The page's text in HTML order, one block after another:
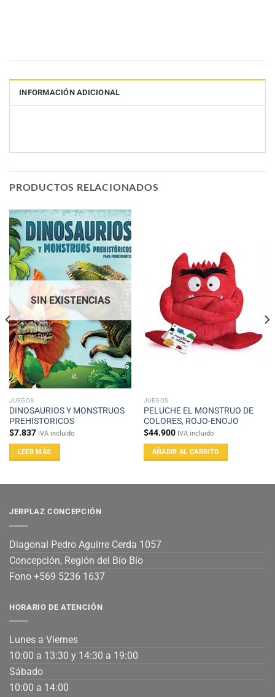
INFORMACIÓN ADICIONAL
PRODUCTOS RELACIONADOS
SIN EXISTENCIAS
JUEGOS
DINOSAURIOS Y MONSTRUOS
PREHISTORICOS
$7.837 IVA incluido
LEER MÁS
JUEGOS
PELUCHE EL MONSTRUO DE
COLORES, ROJO-ENOJO
$44.900 IVA incluido
AÑADIR AL CARRITO
JERPLAZ CONCEPCIÓN
Diagonal Pedro Aguirre Cerda 1057
Concepción, Región del Bío Bío
Fono +569 5236 1637
HORARIO DE ATENCIÓN
Lunes a Viernes
10:00 a 13:30 y 14:30 a 19:00
Sábado
10:00 a 14:00